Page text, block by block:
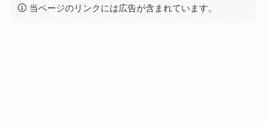
当ページのリンクには広告が含まれています。